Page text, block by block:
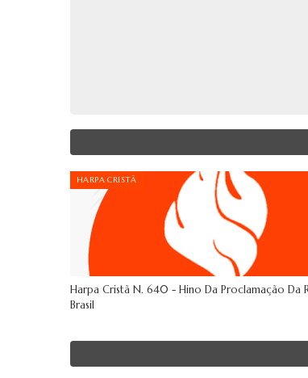
HARPA CRISTÃ
Harpa Cristã N. 640 - Hino Da Proclamação Da
Brasil